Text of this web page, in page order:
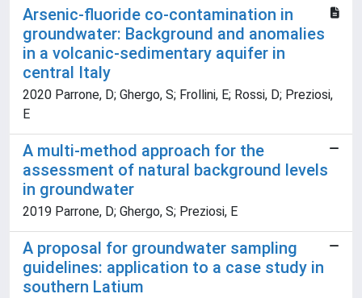
Arsenic-fluoride co-contamination in
groundwater: Background and anomalies
in a volcanic-sedimentary aquifer in
central Italy
2020 Parrone, D; Ghergo, S; Frollini, E; Rossi, D; Preziosi,
E
A multi-method approach for the
assessment of natural background levels
in groundwater
2019 Parrone, D; Ghergo, S; Preziosi, E
A proposal for groundwater sampling
guidelines: application to a case study in
southern Latium